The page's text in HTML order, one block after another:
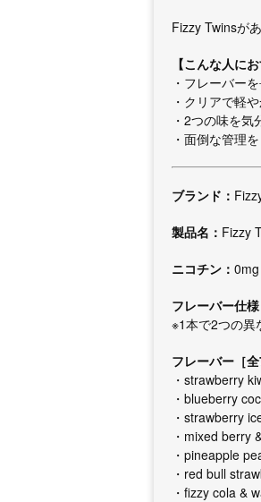
Fizzy Twinsが
【こんな人に
・フレーバー
・クリアで軽
・2つの味を気
・面倒な管理
ブランド：
製品名： Fizzy
ニコチン： 0mg
フレーバー仕様
※1本で2つの異
フレーバー［全
・strawberry
・blueberry
・strawberry
・mixed berry
・pineapple
・red bull
・fizzy cola &